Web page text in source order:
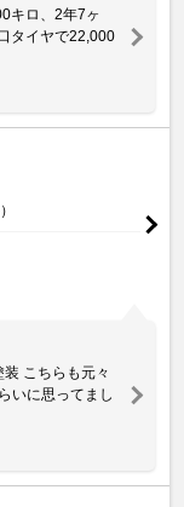
キロ、2年7ヶ
タイヤで22,000
こちらも元々
いに思ってまし